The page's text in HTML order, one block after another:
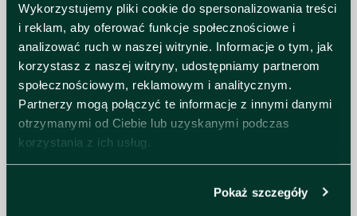
Wykorzystujemy pliki cookie do spersonalizowania treści
i reklam, aby oferować funkcje społecznościowe i
analizować ruch w naszej witrynie. Informacje o tym, jak
korzystasz z naszej witryny, udostępniamy partnerom
społecznościowym, reklamowym i analitycznym.
Partnerzy mogą połączyć te informacje z innymi danymi
otrzymanymi od Ciebie lub uzyskanymi podczas
korzystania z ich usług.
Pokaż szczegóły
biletu wiąże się z wyrażeniem zgody
na nagrywanie głosu i wizerunku
Osoby nietrzeźwe i przeszkadzające
będą wypraszane bez możliwości
ubiegania się zwrotu za bilet
Handel biletami w celu zysku jest
przestępstwem (Art. 133 kw)